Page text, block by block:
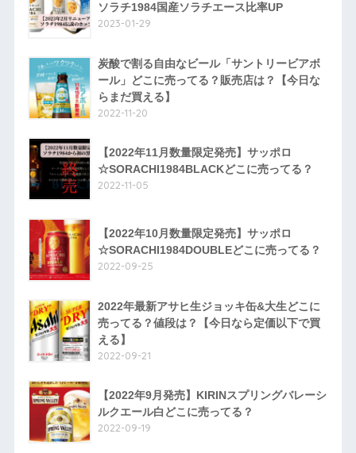
ソラチ1984国産ソラチエース比率UP
2023-01-29
炭酸で割る自由なビール「サントリービアボ
ール」どこに売ってる？販売店は？【今日な
らまだ買える】
2022-11-20
【2022年11月数量限定発売】サッポロ
☆SORACHI1984BLACKどこに売ってる？
2022-11-05
【2022年10月数量限定発売】サッポロ
☆SORACHI1984DOUBLEどこに売ってる？
2022-09-25
2022年最新アサヒ生ジョッキ缶&大生どこに
売ってる？値段は？【今日なら定価以下で買
える】
2022-09-21
【2022年9月発売】KIRINスプリングバレーシ
ルクエール白どこに売ってる？
2022-09-19